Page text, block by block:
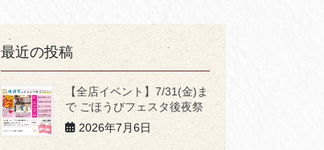
最近の投稿
【全店イベント】7/31(金)ま
で ごほうびフェスタ後夜祭
2026年7月6日